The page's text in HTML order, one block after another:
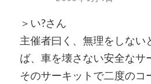
＞い?さん
主催者曰く、無理をしない
ば、車を壊さない安全なサ
そのサーキットで二度のコ